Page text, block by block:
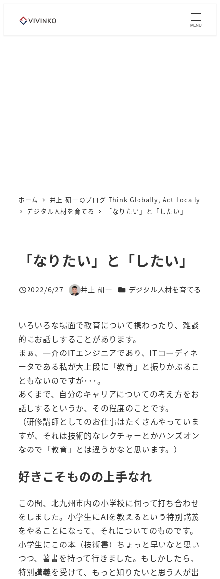
MENU
ホーム
井上 研一のブログ Think Globally, Act Locally
デジタル人材を育てる
「なりたい」と「したい」
「なりたい」と「したい」
投稿日
2022/6/27
著
井上 研一 カテゴリー
デジタル人材を育てる
いろいろな場面で教育について携わったり、雑談
的にお話しすることがあります。
まぁ、一介のITエンジニアであり、ITコーディネ
ータである私が大上段に「教育」と振りかぶるこ
ともないのですが･･･。
あくまで、自分のキャリアについての考え方をお
話しするというか、その程度のことです。
（研修講師としてのお仕事はたくさんやっていま
すが、それは技術的なレクチャーとかハンズオン
なので「教育」とは違うかなと思います。）
好きこそものの上手なれ
この間、北九州市内の小学校に伺って打ち合わせ
をしました。小学生にAIを教えるという特別講義
をやることになって、それについてのものです。
小学生にこの本（技術書）ちょっと早いなと思い
つつ、著書を持って行きました。もしかしたら、
特別講義を受けて、もっと知りたいと思う人が出